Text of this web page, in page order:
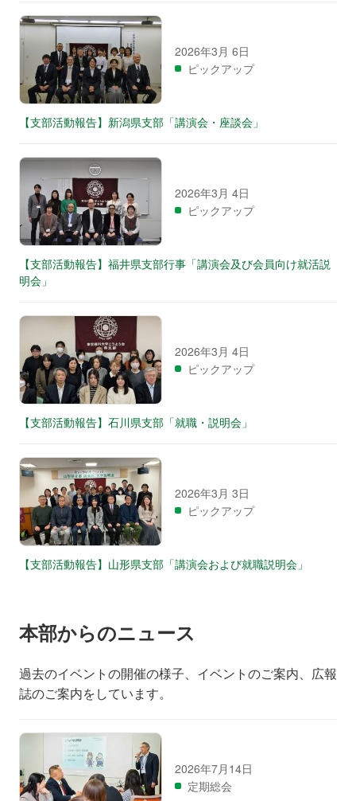
2026年3月 6日
ピックアップ
【支部活動報告】新潟県支部「講演会・座談会」
2026年3月 4日
ピックアップ
【支部活動報告】福井県支部行事「講演会及び会員向け就活説
明会」
2026年3月 4日
ピックアップ
【支部活動報告】石川県支部「就職・説明会」
2026年3月 3日
ピックアップ
【支部活動報告】山形県支部「講演会および就職説明会」
本部からのニュース
過去のイベントの開催の様子、イベントのご案内、広報
誌のご案内をしています。
2026年7月14日
定期総会